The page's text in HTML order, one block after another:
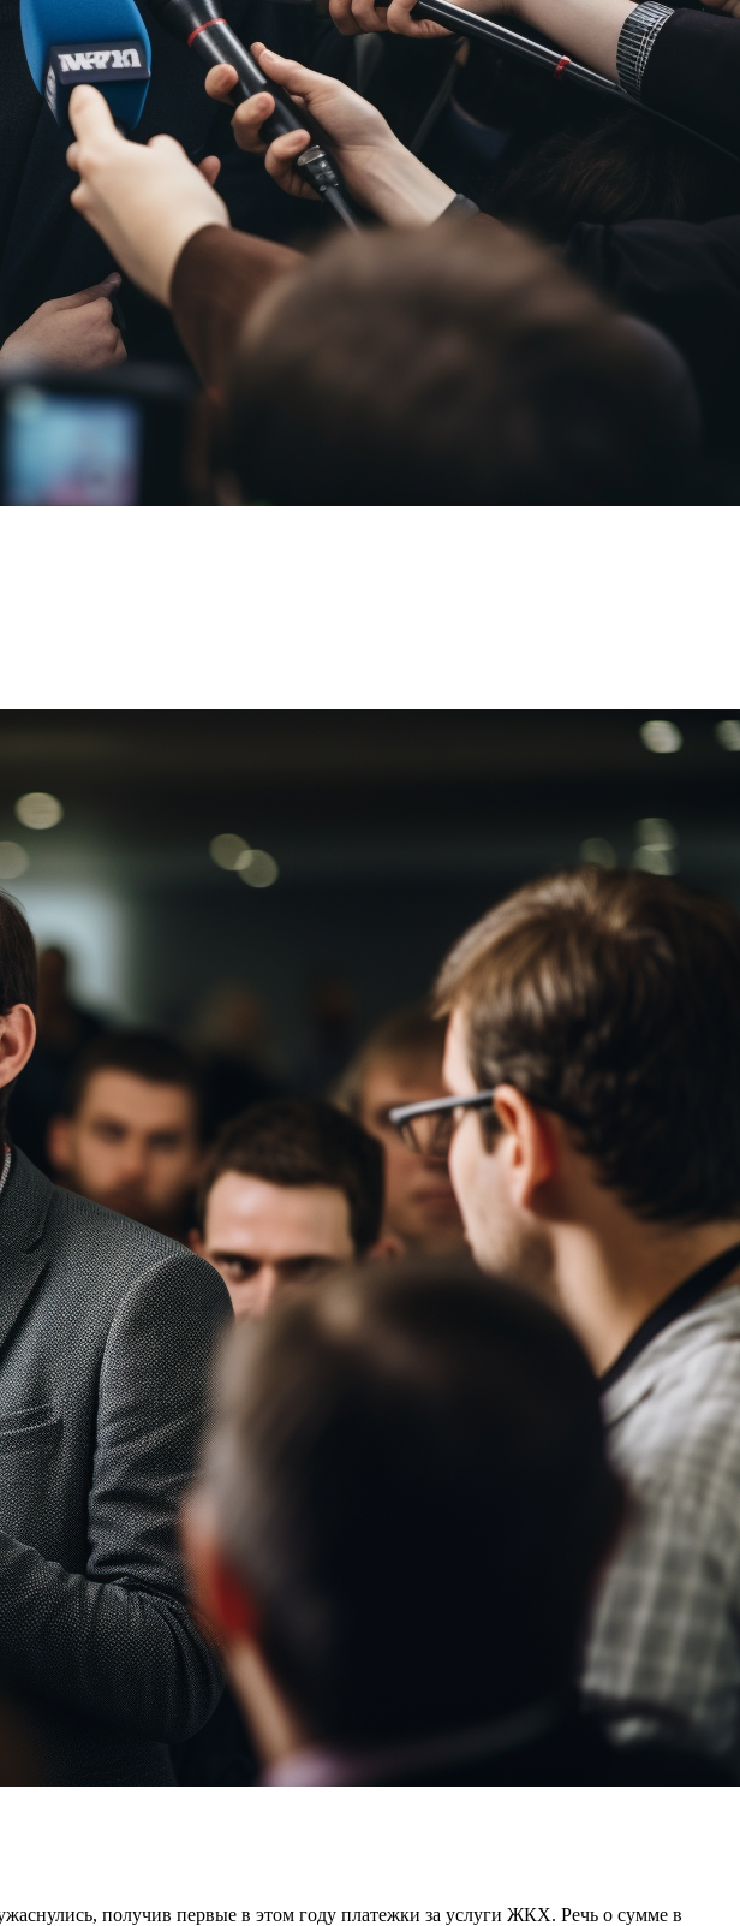
получив первые в этом году платежки за услуги ЖКХ. Речь о сумме в